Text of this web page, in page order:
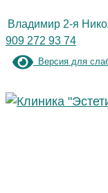
к
содержимому
Владимир 2-я
909 272 93 74
Версия для